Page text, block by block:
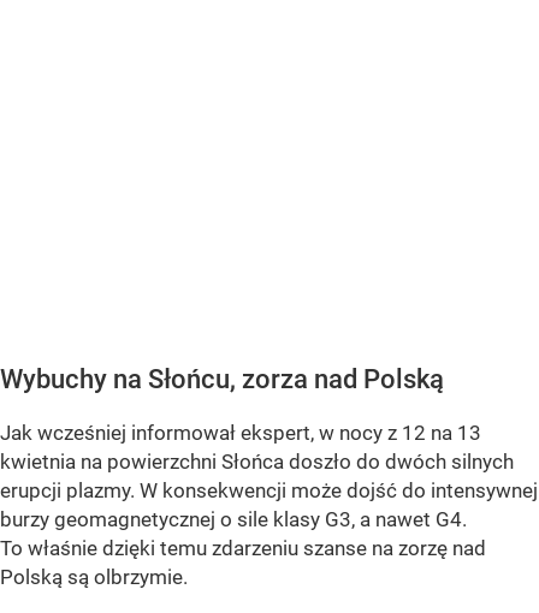
Wybuchy na Słońcu, zorza nad Polską
Jak wcześniej informował ekspert, w nocy z 12 na 13
kwietnia na powierzchni Słońca doszło do dwóch silnych
erupcji plazmy. W konsekwencji może dojść do intensywnej
burzy geomagnetycznej o sile klasy G3, a nawet G4.
To właśnie dzięki temu zdarzeniu szanse na zorzę nad
Polską są olbrzymie.